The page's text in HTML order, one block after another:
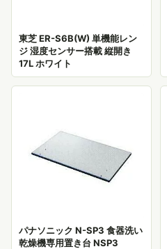
東芝 ER-S6B(W) 単機能レン
ジ 湿度センサー搭載 縦開き
17L ホワイト
パナソニック N-SP3 食器洗い
乾燥機専用置き台 NSP3